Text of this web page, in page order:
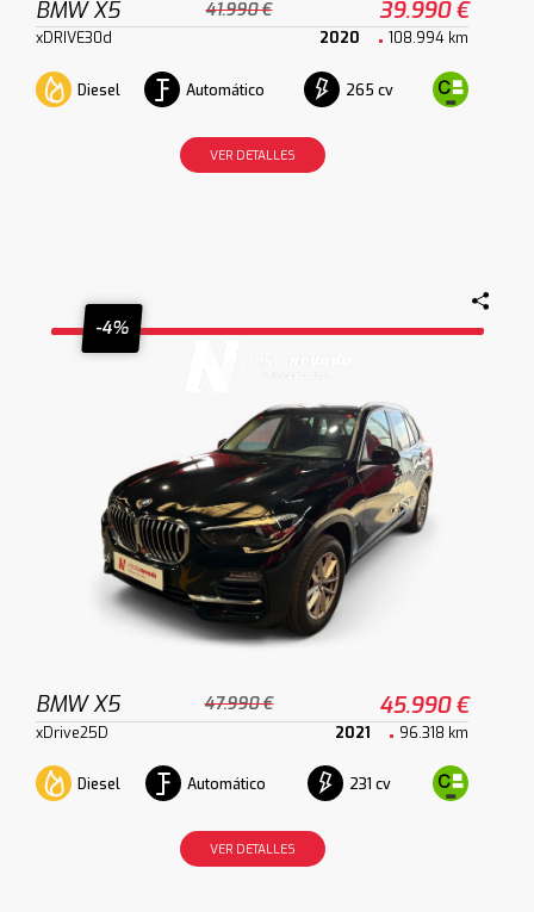
BMW X5 41.990 € 39.990 €
xDRIVE30d 2020 108.994 km
Diesel Automático 265 cv
VER DETALLES
-4%
BMW X5 47.990 € 45.990 €
xDrive25D 2021 96.318 km
Diesel Automático 231 cv
VER DETALLES